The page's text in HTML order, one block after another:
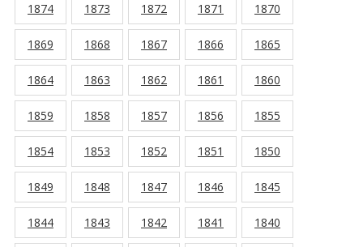
1874 1873 1872 1871 1870
1869 1868 1867 1866 1865
1864 1863 1862 1861 1860
1859 1858 1857 1856 1855
1854 1853 1852 1851 1850
1849 1848 1847 1846 1845
1844 1843 1842 1841 1840